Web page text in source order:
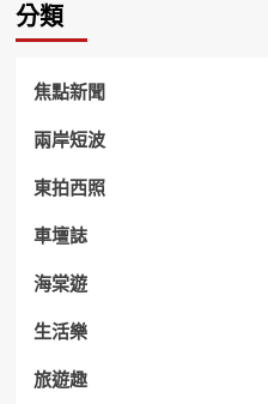
分類
焦點新聞
兩岸短波
東拍西照
車壇誌
海棠遊
生活樂
旅遊趣